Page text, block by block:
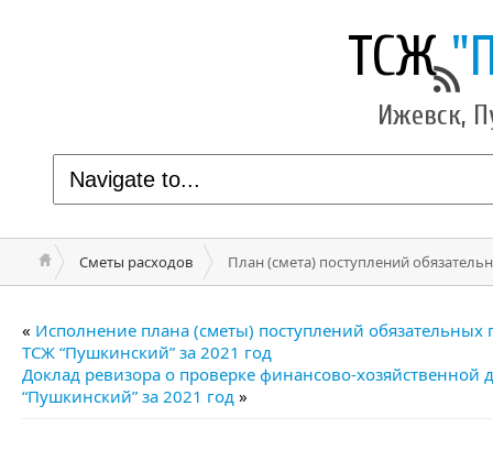
ТСЖ
Ижевск,
Сметы расходов План (смета) поступлений
« Исполнение плана (сметы) поступлений обязательных
ТСЖ “Пушкинский” за 2021 год
Доклад ревизора о проверке финансово-хозяйственной
“Пушкинский” за 2021 год »